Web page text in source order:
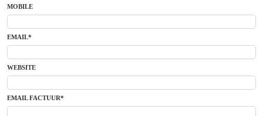
MOBILE
EMAIL*
WEBSITE
EMAIL FACTUUR*